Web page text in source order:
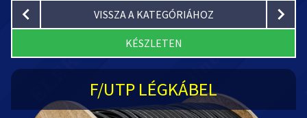
VISSZA A KATEGÓRIÁHOZ
KÉSZLETEN
F/UTP LÉGKÁBEL